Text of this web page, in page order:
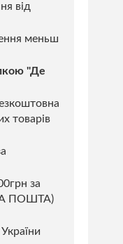
від
меньш
"Де
товарів
за
ПОШТА)